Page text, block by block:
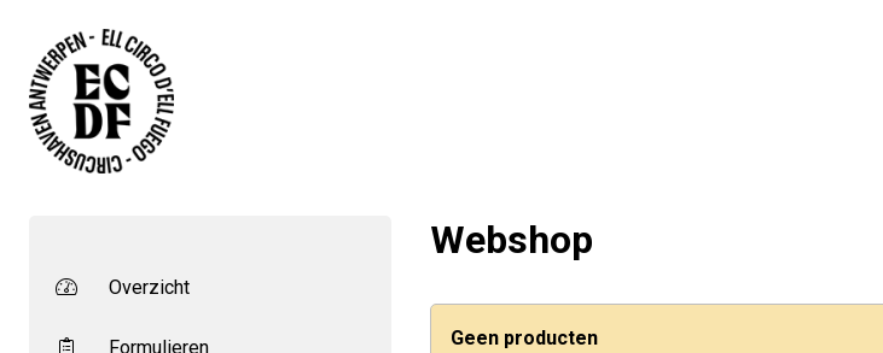
Overzicht
Formulieren
Webshop
Geen producten